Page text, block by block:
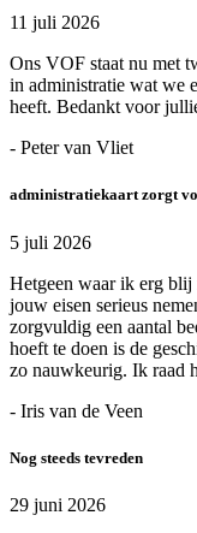
11 juli 2026
Ons VOF staat nu met
in administratie wat we
heeft. Bedankt voor
- Peter van Vliet
administratiekaart zorgt
5 juli 2026
Hetgeen waar ik erg blij
jouw eisen serieus
zorgvuldig een aantal
hoeft te doen is de
zo nauwkeurig. Ik raad
- Iris van de Veen
Nog steeds tevreden
29 juni 2026